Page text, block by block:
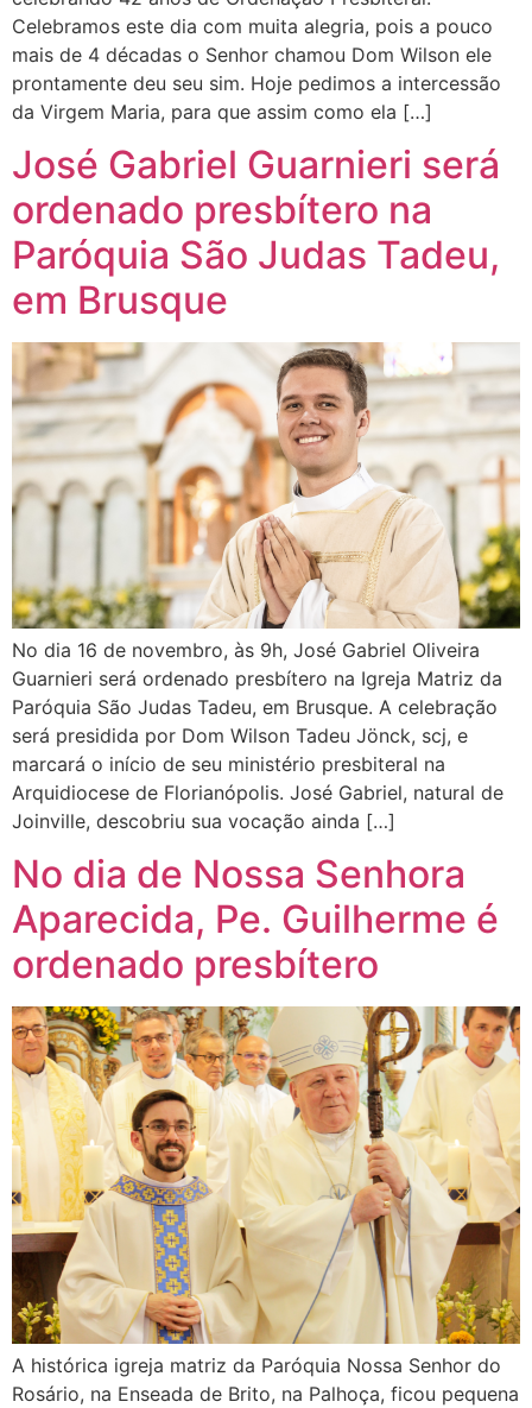
Celebramos este dia com muita alegria, pois a pouco
mais de 4 décadas o Senhor chamou Dom Wilson ele
prontamente deu seu sim. Hoje pedimos a intercessão
da Virgem Maria, para que assim como ela […]
José Gabriel Guarnieri será
ordenado presbítero na
Paróquia São Judas Tadeu,
em Brusque
No dia 16 de novembro, às 9h, José Gabriel Oliveira
Guarnieri será ordenado presbítero na Igreja Matriz da
Paróquia São Judas Tadeu, em Brusque. A celebração
será presidida por Dom Wilson Tadeu Jönck, scj, e
marcará o início de seu ministério presbiteral na
Arquidiocese de Florianópolis. José Gabriel, natural de
Joinville, descobriu sua vocação ainda […]
No dia de Nossa Senhora
Aparecida, Pe. Guilherme é
ordenado presbítero
A histórica igreja matriz da Paróquia Nossa Senhor do
Rosário, na Enseada de Brito, na Palhoça, ficou pequena